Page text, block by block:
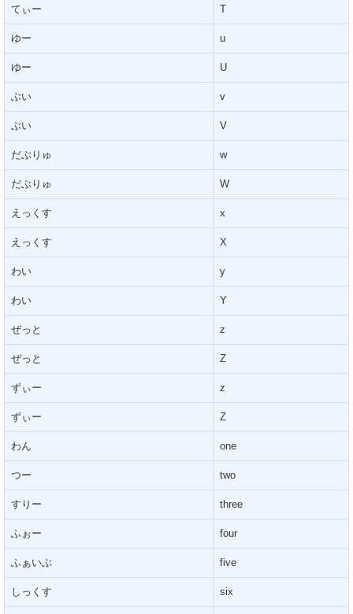
てぃー T
ゆー u
ゆー U
ぶい v
ぶい V
だぶりゅ w
だぶりゅ W
えっくす x
えっくす X
わい y
わい Y
ぜっと z
ぜっと Z
ずぃー z
ずぃー Z
わん one
つー two
すりー three
ふぉー four
ふぁいぶ five
しっくす six